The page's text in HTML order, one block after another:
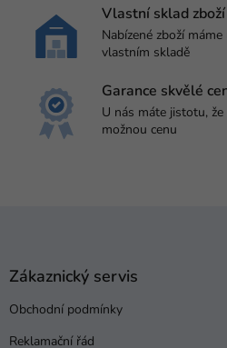
i
s
Vlastní sklad zboží
Nabízené zboží
vlastním skladě
Garance skvělé
U nás máte jistotu,
možnou cenu
Zákaznický servis
Obchodní podmínky
Reklamační řád